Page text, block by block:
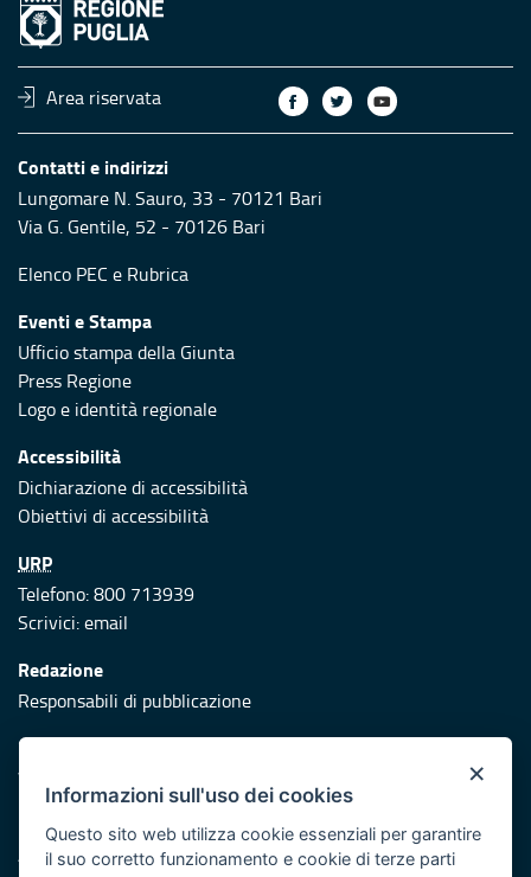
Area riservata
Contatti e indirizzi
Lungomare N. Sauro, 33 - 70121 Bari
Via G. Gentile, 52 - 70126 Bari
Elenco PEC e Rubrica
Eventi e Stampa
Ufficio stampa della Giunta
Press Regione
Logo e identità regionale
Accessibilità
Dichiarazione di accessibilità
Obiettivi di accessibilità
URP
Telefono: 800 713939
Scrivici:email
Redazione
Responsabili di pubblicazione
Protezione civile
Vai al sito di Protezione Civile Puglia
Iniziativa finanziata con risorse del POR Puglia 2014/2020 -
Asse XI
×
Informazioni sull'uso dei cookies
Questo sito web utilizza cookie essenziali per garantire
il suo corretto funzionamento e cookie di terze parti